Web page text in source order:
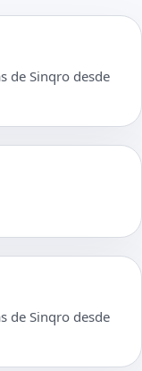
de Sinqro desde
de Sinqro desde